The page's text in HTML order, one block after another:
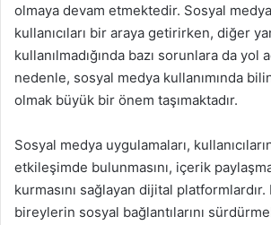
olmaya devam etmektedir. Sosyal
kullanıcıları bir araya getirirken, diğer
kullanılmadığında bazı sorunlara da yol
nedenle, sosyal medya kullanımında
olmak büyük bir önem taşımaktadır.
Sosyal medya uygulamaları,
etkileşimde bulunmasını, içerik
kurmasını sağlayan dijital
bireylerin sosyal bağlantılarını